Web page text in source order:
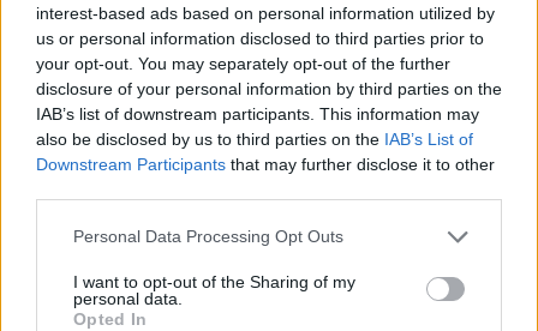
interest-based ads based on personal information utilized by
us or personal information disclosed to third parties prior to
your opt-out. You may separately opt-out of the further
disclosure of your personal information by third parties on the
IAB’s list of downstream participants. This information may
also be disclosed by us to third parties on the IAB’s List of
Downstream Participants that may further disclose it to other
Personal Data Processing Opt Outs
I want to opt-out of the Sharing of my
personal data.
Opted In
Sausio mėnesį fiksuotos kiek mažesnės
ekonominės klasės būsto kainos. Jos
smuktelėjo nuo 1732 iki 1662 Eur/kv.m. „Tiek
Kauno, tiek Klaipėdos miestuose yra
užsilikusių anksčiau fiksuotų rezervacijų,
kurios dėl santykinai mažesnės duomenų
imties smukdo bendrą kainų lygį. Kita vertus,
net atmetus rezervuotus būstus yra